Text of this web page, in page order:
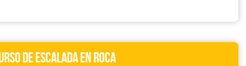
DE ESCALADA EN ROCA